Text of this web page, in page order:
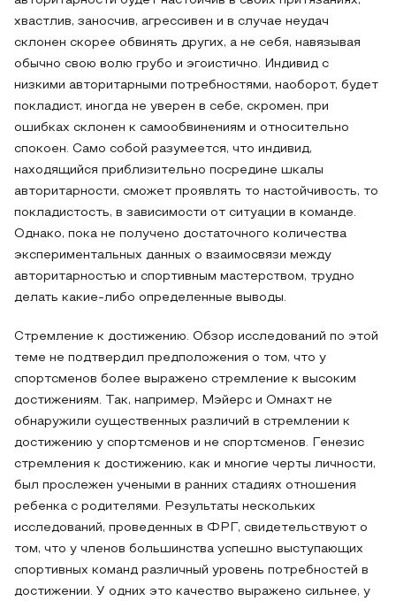
хвастлив, заносчив, агрессивен и в случае неудач
склонен скорее обвинять других, а не себя, навязывая
обычно свою волю грубо и эгоистично. Индивид с
низкими авторитарными потребностями, наоборот, будет
покладист, иногда не уверен в себе, скромен, при
ошибках склонен к самообвинениям и относительно
спокоен. Само собой разумеется, что индивид,
находящийся приблизительно посредине шкалы
авторитарности, сможет проявлять то настойчивость, то
покладистость, в зависимости от ситуации в команде.
Однако, пока не получено достаточного количества
экспериментальных данных о взаимосвязи между
авторитарностью и спортивным мастерством, трудно
делать какие-либо определенные выводы.
Стремление к достижению. Обзор исследований по этой
теме не подтвердил предположения о том, что у
спортсменов более выражено стремление к высоким
достижениям. Так, например, Мэйерс и Омнахт не
обнаружили существенных различий в стремлении к
достижению у спортсменов и не спортсменов. Генезис
стремления к достижению, как и многие черты личности,
был прослежен учеными в ранних стадиях отношения
ребенка с родителями. Результаты нескольких
исследований, проведенных в ФРГ, свидетельствуют о
том, что у членов большинства успешно выступающих
спортивных команд различный уровень потребностей в
достижении. У одних это качество выражено сильнее, у